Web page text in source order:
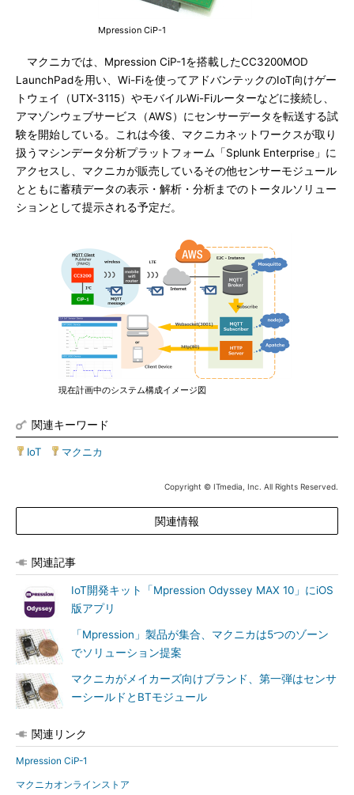
Mpression CiP-1
マクニカでは、Mpression CiP-1を搭載したCC3200MOD
LaunchPadを用い、Wi-Fiを使ってアドバンテックのIoT向けゲー
トウェイ（UTX-3115）やモバイルWi-Fiルーターなどに接続し、
アマゾンウェブサービス（AWS）にセンサーデータを転送する試
験を開始している。これは今後、マクニカネットワークスが取り
扱うマシンデータ分析プラットフォーム「Splunk Enterprise」に
アクセスし、マクニカが販売しているその他センサーモジュール
とともに蓄積データの表示・解析・分析までのトータルソリュー
ションとして提示される予定だ。
現在計画中のシステム構成イメージ図
関連キーワード
IoT マクニカ
Copyright © ITmedia, Inc. All Rights Reserved.
関連情報
関連記事
IoT開発キット「Mpression Odyssey MAX 10」にiOS
版アプリ
「Mpression」製品が集合、マクニカは5つのゾーン
でソリューション提案
マクニカがメイカーズ向けブランド、第一弾はセンサ
ーシールドとBTモジュール
関連リンク
Mpression CiP-1
マクニカオンラインストア